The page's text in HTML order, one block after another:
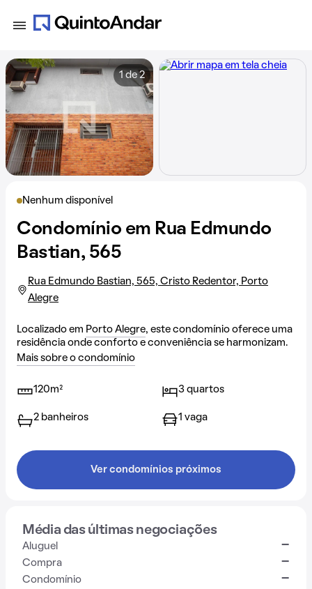
Nenhum disponível
Condomínio em Rua Edmundo
Bastian, 565
Rua Edmundo Bastian, 565, Cristo Redentor, Porto
Alegre
Localizado em Porto Alegre, este condomínio oferece uma
residência onde conforto e conveniência se harmonizam.
Mais sobre o condomínio
120m² 3 quartos
2 banheiros 1 vaga
Ver condomínios próximos
Média das últimas negociações
Aluguel -
Compra -
Condomínio -
1 de 2